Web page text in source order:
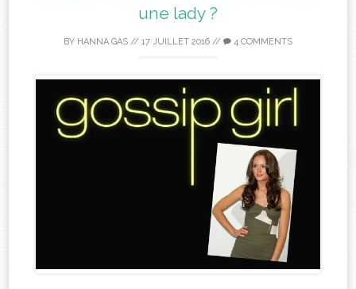
une lady ?
BY HANNA GAS // 17 JUILLET 2016 // 4 COMMENTS